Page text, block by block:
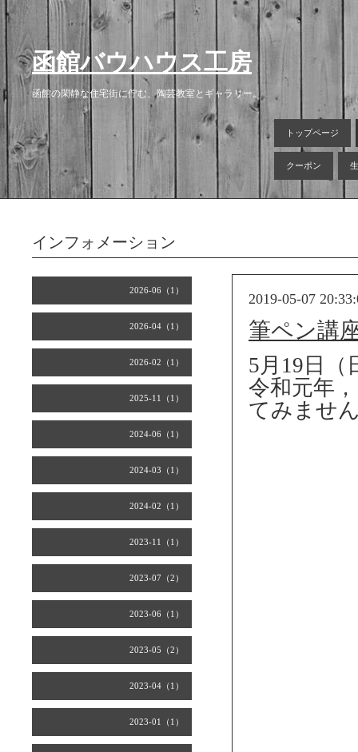
函館バウハウス工房
函館の閑静な住宅街に佇む、陶芸教室とギャラリー。
トップページ
クーポン
2026-06（1）
2026-04（1）
2026-02（1）
2025-11（1）
2024-06（1）
2024-03（1）
2024-02（1）
2023-11（1）
2023-07（2）
2023-06（1）
2023-05（2）
2023-04（1）
2023-01（1）
インフォメーション
2019-05-07
筆ペン講
5月19日（
令和元年
てみませ